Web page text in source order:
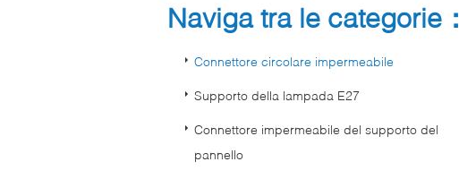
Naviga tra le categorie：
Connettore circolare impermeabile
Supporto della lampada E27
Connettore impermeabile del supporto del
pannello